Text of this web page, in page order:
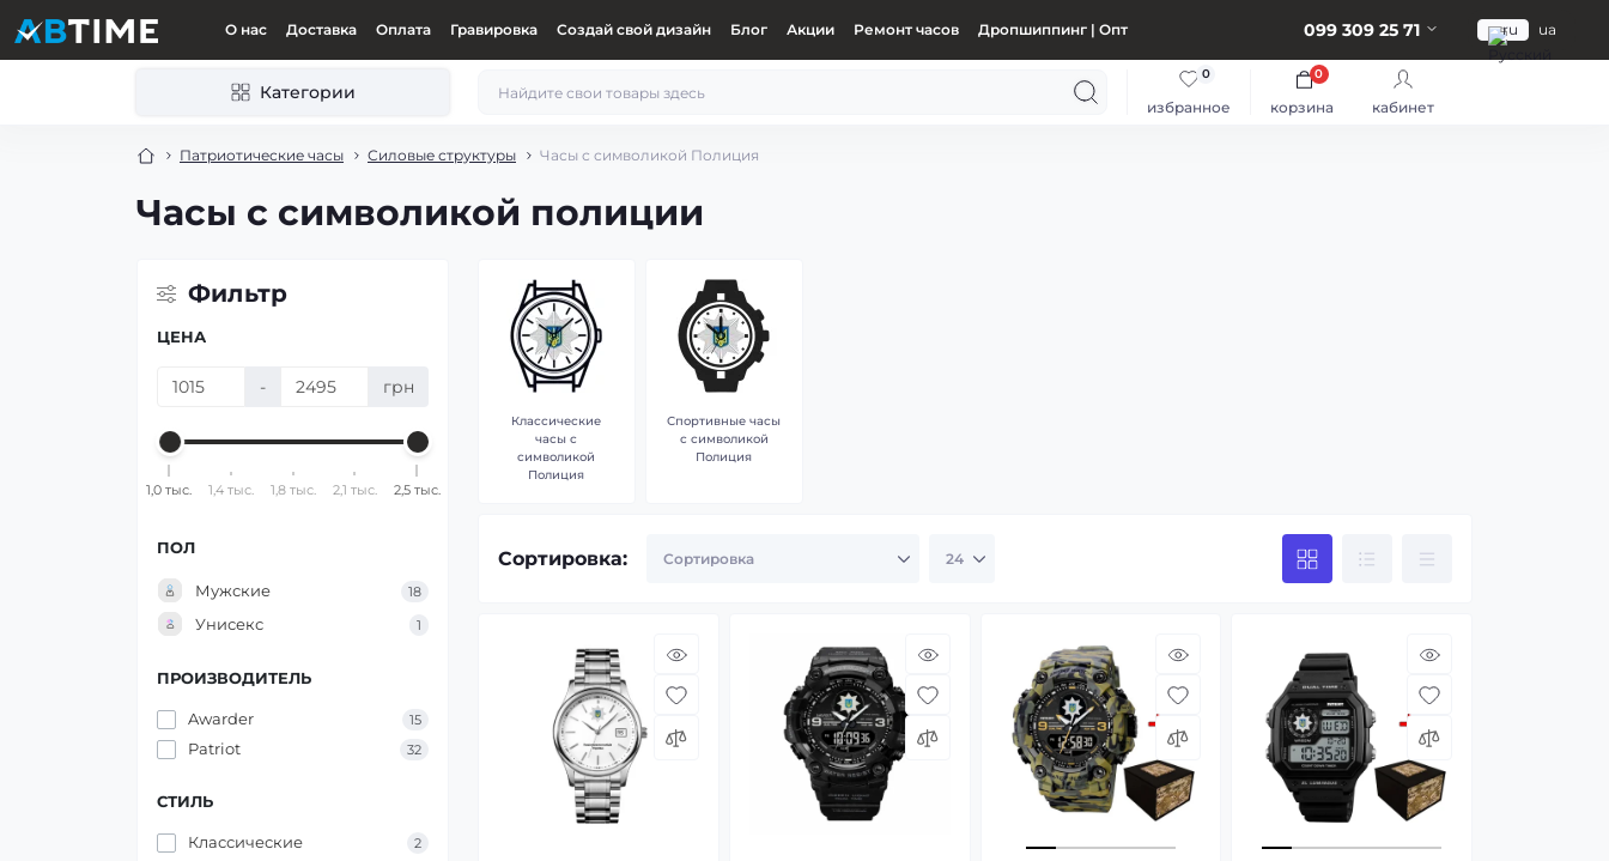
О нас Доставка Оплата Гравировка Создай свой дизайн Блог Акции Ремонт часов Дропшиппинг | Опт 099 309 25 71 ru ua
Категории
избранное
0
корзина
0
кабинет
Патриотические часы Силовые структуры Часы с символикой Полиция
Часы с символикой полиции
Фильтр
ЦЕНА
- грн
1,0 тыс. 1,4 тыс. 1,8 тыс. 2,1 тыс. 2,5 тыс.
ПОЛ
Мужские 18
Унисекс 1
ПРОИЗВОДИТЕЛЬ
Awarder 15
Patriot 32
СТИЛЬ
Классические 2
Классические
часы с
символикой
Полиция
Спортивные часы
с символикой
Полиция
Сортировка: